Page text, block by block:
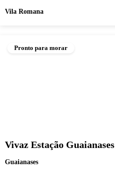
Vila Romana
Pronto para morar
Vivaz Estação Guaianases
Guaianases